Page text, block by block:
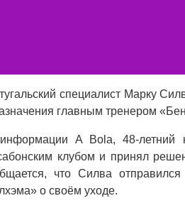
специалист Марку
главным тренером
A Bola, 48-летний
клубом и принял
что Силва
о своём уходе.